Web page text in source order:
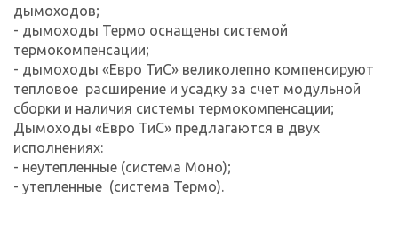
дымоходов;
- дымоходы Термо оснащены системой
термокомпенсации;
- дымоходы «Евро ТиС» великолепно компенсируют
тепловое расширение и усадку за счет модульной
сборки и наличия системы термокомпенсации;
Дымоходы «Евро ТиС» предлагаются в двух
исполнениях:
- неутепленные (система Моно);
- утепленные (система Термо).